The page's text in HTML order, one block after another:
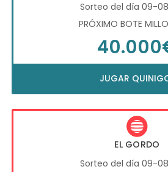
Sorteo del día 09-
PRÓXIMO BOTE
JUGAR
EL GORDO
Sorteo del día 09-